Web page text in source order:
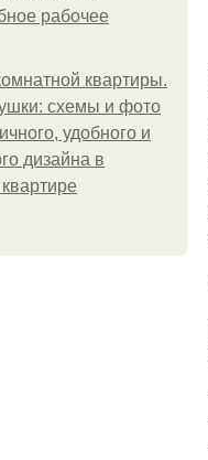
рабочее
квартиры.
схемы и фото
удобного и
дизайна в